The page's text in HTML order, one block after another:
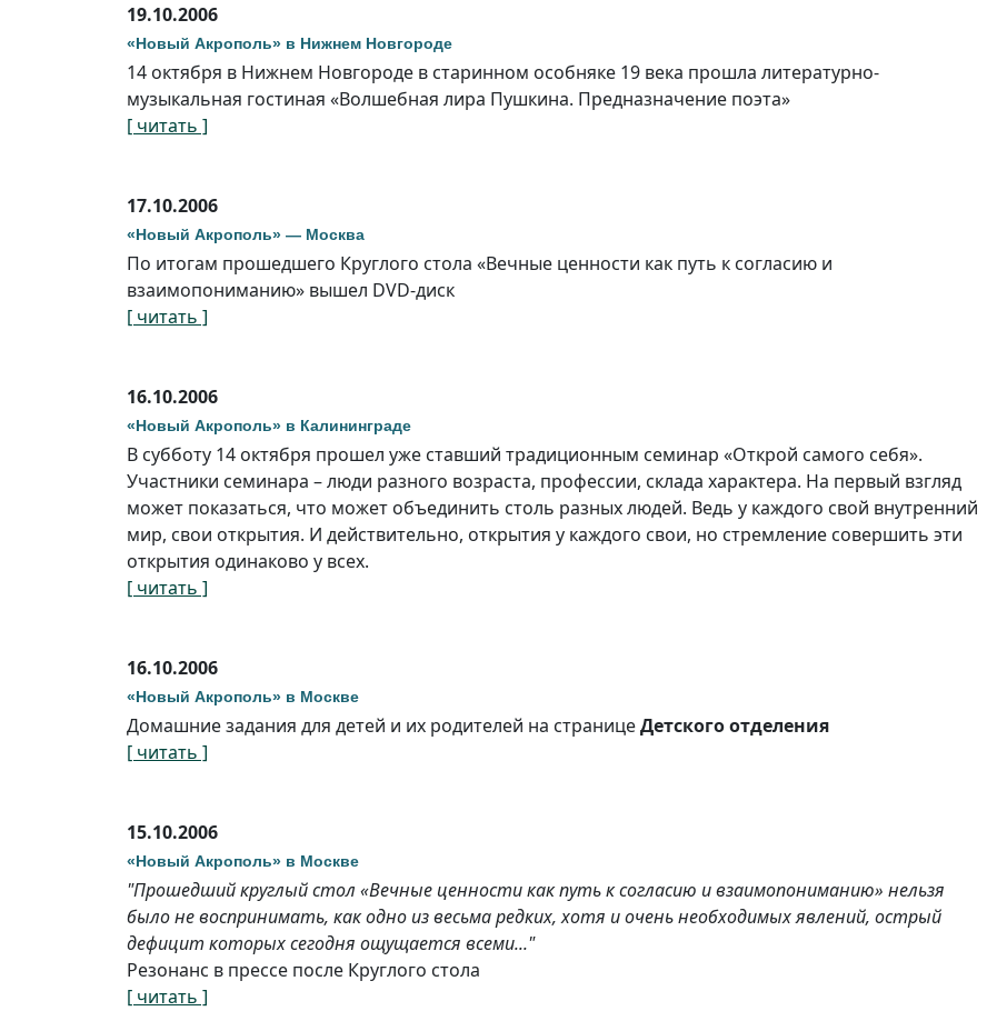
19.10.2006
«Новый Акрополь» в Нижнем Новгороде
14 октября в Нижнем Новгороде в старинном особняке 19 века прошла литературно-
музыкальная гостиная «Волшебная лира Пушкина. Предназначение поэта»
[ читать ]
17.10.2006
«Новый Акрополь» — Москва
По итогам прошедшего Круглого стола «Вечные ценности как путь к согласию и
взаимопониманию» вышел DVD-диск
[ читать ]
16.10.2006
«Новый Акрополь» в Калининграде
В субботу 14 октября прошел уже ставший традиционным семинар «Открой самого себя».
Участники семинара – люди разного возраста, профессии, склада характера. На первый взгляд
может показаться, что может объединить столь разных людей. Ведь у каждого свой внутренний
мир, свои открытия. И действительно, открытия у каждого свои, но стремление совершить эти
открытия одинаково у всех.
[ читать ]
16.10.2006
«Новый Акрополь» в Москве
Домашние задания для детей и их родителей на страницеДетского отделения
[ читать ]
15.10.2006
«Новый Акрополь» в Москве
"Прошедший круглый стол «Вечные ценности как путь к согласию и взаимопониманию» нельзя
было не воспринимать, как одно из весьма редких, хотя и очень необходимых явлений, острый
дефицит которых сегодня ощущается всеми..."
Резонанс в прессе после Круглого стола
[ читать ]